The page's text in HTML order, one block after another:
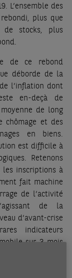
L’ensemble des
plus que
de stocks, plus
de ce rebond
déborde de la
l’inflation dont
en-deçà de
de long
chômage et des
en biens.
est difficile à
Retenons
les inscriptions à
fait machine
de l’activité
de la
d’avant-crise
indicateurs
sur 3 mois
précédents et